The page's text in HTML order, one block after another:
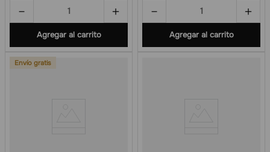
＋
－
Agregar al carrito
＋
－
Agregar al carrito
Envío gratis